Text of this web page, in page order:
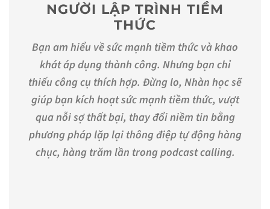
NGƯỜI LẬP TRÌNH TIỀM
THỨC
Bạn am hiểu về sức mạnh tiềm thức và khao
khát áp dụng thành công. Nhưng bạn chỉ
thiếu công cụ thích hợp. Đừng lo, Nhàn học sẽ
giúp bạn kích hoạt sức mạnh tiềm thức, vượt
qua nỗi sợ thất bại, thay đổi niềm tin bằng
phương pháp lặp lại thông điệp tự động hàng
chục, hàng trăm lần trong podcast calling.